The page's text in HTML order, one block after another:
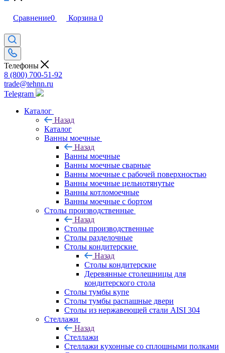
Сравнение0 Корзина 0
Телефоны
8 (800) 700-51-92
trade@tehnn.ru
Telegram
Каталог
Назад
Каталог
Ванны моечные
Назад
Ванны моечные
Ванны моечные сварные
Ванны моечные с рабочей поверхностью
Ванны моечные цельнотянутые
Ванны котломоечные
Ванны моечные с бортом
Столы производственные
Назад
Столы производственные
Столы разделочные
Столы кондитерские
Назад
Столы кондитерские
Деревянные столешницы для
кондитерского стола
Столы тумбы купе
Столы тумбы распашные двери
Столы из нержавеющей стали AISI 304
Стеллажи
Назад
Стеллажи
Стеллажи кухонные со сплошными полками